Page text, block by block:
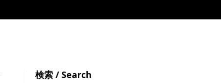
検索 / Search